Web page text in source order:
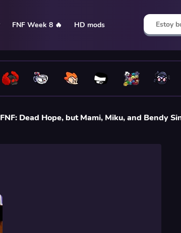
FNF Week 8 🔥 HD mods
FNF: Dead Hope, but Mami, Miku, and Bendy